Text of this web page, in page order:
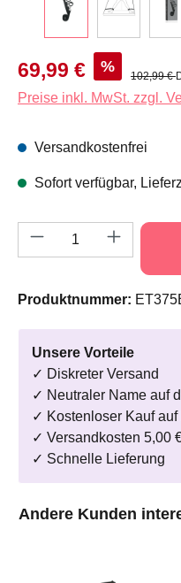
Verkaufspreis:
69,99 € % Regulärer
102,99 €
Preise inkl. MwSt. zzgl.
Versandkostenfrei
Sofort verfügbar,
Produkt Anzahl:
Produktnummer:
Unsere Vorteile
✓ Diskreter Versand
✓ Neutraler Name auf
✓ Kostenloser Kauf auf
✓ Versandkosten 5,00
✓ Schnelle Lieferung
Produktgalerie
Andere Kunden